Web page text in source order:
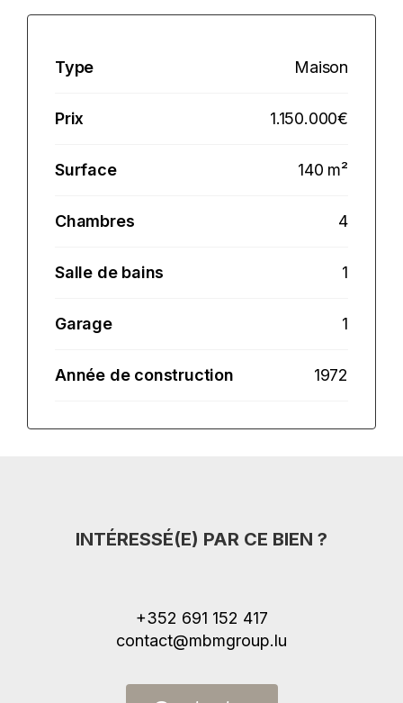
Type Maison
Prix 1.150.000€
Surface 140 m²
Chambres 4
Salle de bains 1
Garage 1
Année de construction 1972
INTÉRESSÉ(E) PAR CE BIEN ?
+352 691 152 417
contact@mbmgroup.lu